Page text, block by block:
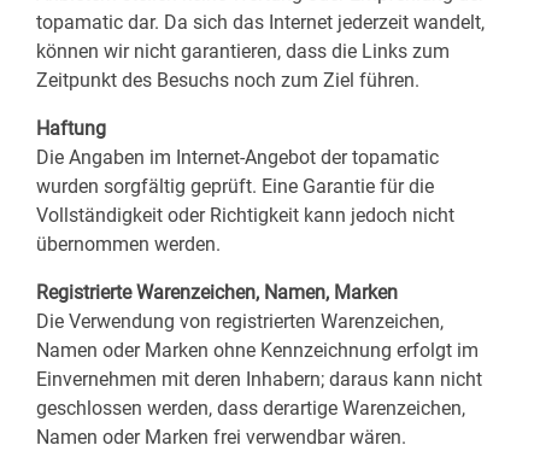
topamatic dar. Da sich das Internet jederzeit wandelt,
können wir nicht garantieren, dass die Links zum
Zeitpunkt des Besuchs noch zum Ziel führen.
Haftung
Die Angaben im Internet-Angebot der topamatic
wurden sorgfältig geprüft. Eine Garantie für die
Vollständigkeit oder Richtigkeit kann jedoch nicht
übernommen werden.
Registrierte Warenzeichen, Namen, Marken
Die Verwendung von registrierten Warenzeichen,
Namen oder Marken ohne Kennzeichnung erfolgt im
Einvernehmen mit deren Inhabern; daraus kann nicht
geschlossen werden, dass derartige Warenzeichen,
Namen oder Marken frei verwendbar wären.